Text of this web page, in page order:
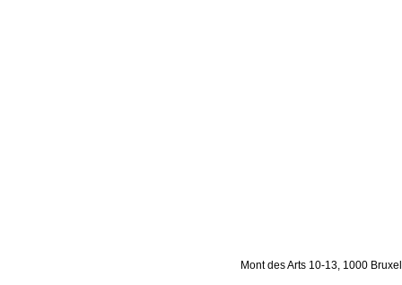
Mont des Arts 10-13, 1000